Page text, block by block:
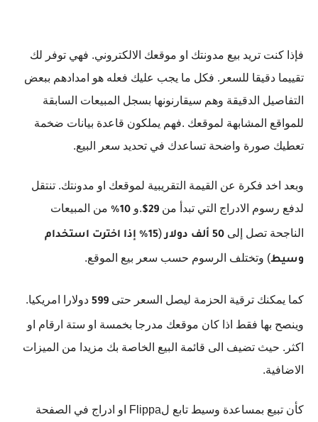
فإذا كنت تريد بيع مدونتك او موقعك الالكتروني. فهي توفر لك
تقييما دقيقا للسعر. فكل ما يجب عليك فعله هو امدادهم ببعض
التفاصيل الدقيقة وهم سيقارنونها بسجل المبيعات السابقة
للمواقع المشابهة لموقعك .فهم يملكون قاعدة بيانات ضخمة
تعطيك صورة واضحة تساعدك في تحديد سعر البيع.
وبعد اخد فكرة عن القيمة التقريبية لموقعك او مدونتك. تنتقل
لدفع رسوم الادراج التي تبدأ من 29$ .و 10٪ من المبيعات
الناجحة تصل إلى 50 ألف دولار ( 15٪ إذا اخترت استخدام
وسيط) وتختلف الرسوم حسب سعر بيع الموقع.
كما يمكنك ترقية الحزمة ليصل السعر حتى دولارا امريكيا.
وينصح بها فقط اذا كان موقعك مدرجا بخمسة او ستة ارقام او
اكثر. حيث تضيف الى قائمة البيع الخاصة بك مزيدا من الميزات
الاضافية.
كأن تبيع بمساعدة وسيط تابع لFlippa او ادراج في الصفحة